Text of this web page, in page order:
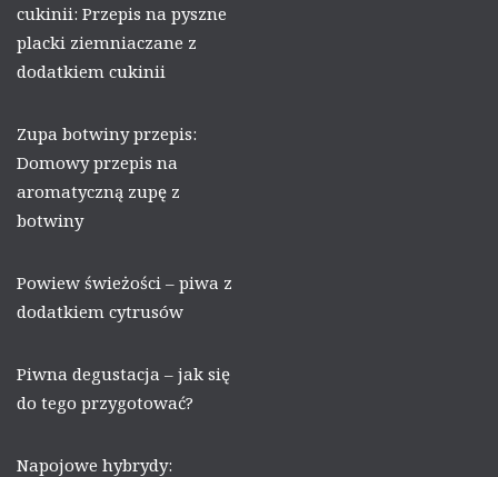
cukinii: Przepis na pyszne
placki ziemniaczane z
dodatkiem cukinii
Zupa botwiny przepis:
Domowy przepis na
aromatyczną zupę z
botwiny
Powiew świeżości – piwa z
dodatkiem cytrusów
Piwna degustacja – jak się
do tego przygotować?
Napojowe hybrydy: